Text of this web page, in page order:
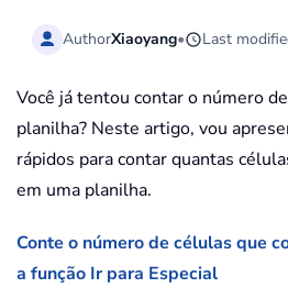
AuthorXiaoyang• Last
Você já tentou contar o número
planilha? Neste artigo, vou
rápidos para contar quantas
em uma planilha.
Conte o número de células que
a função Ir para Especial